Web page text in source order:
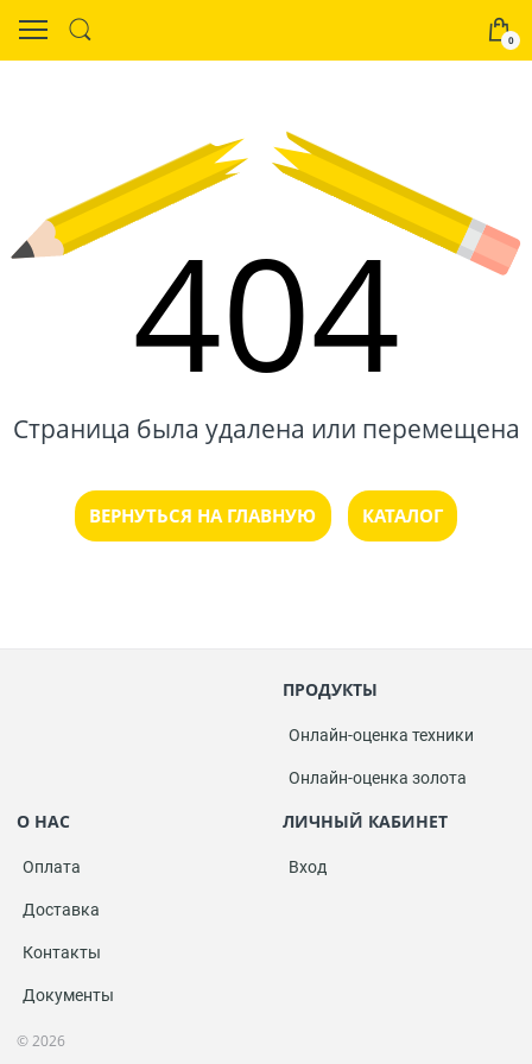
0
404
Страница была удалена или перемещена
ВЕРНУТЬСЯ НА ГЛАВНУЮ КАТАЛОГ
ПРОДУКТЫ
Онлайн-оценка техники
Онлайн-оценка золота
О НАС
Оплата
Доставка
Контакты
Документы
ЛИЧНЫЙ КАБИНЕТ
Вход
© 2026